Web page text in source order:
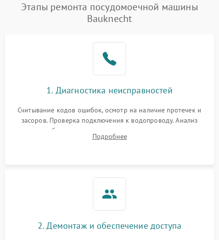
Этапы ремонта посудомоечной машины
Bauknecht
1. Диагностика неисправностей
Считывание кодов ошибок, осмотр на наличие протечек и
засоров. Проверка подключения к водопроводу. Анализ
жалоб на отсутствие слива, нагрева, вращения
разбрызгивателей или срабатывание системы защиты
Подробнее
2. Демонтаж и обеспечение доступа